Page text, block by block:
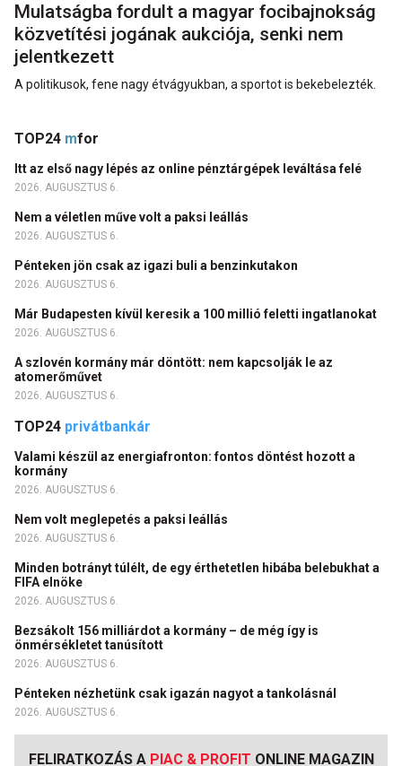
Mulatságba fordult a magyar focibajnokság
közvetítési jogának aukciója, senki nem
jelentkezett
A politikusok, fene nagy étvágyukban, a sportot is bekebelezték.
TOP24 mfor
Itt az első nagy lépés az online pénztárgépek leváltása felé
2026. AUGUSZTUS 6.
Nem a véletlen műve volt a paksi leállás
2026. AUGUSZTUS 6.
Pénteken jön csak az igazi buli a benzinkutakon
2026. AUGUSZTUS 6.
Már Budapesten kívül keresik a 100 millió feletti ingatlanokat
2026. AUGUSZTUS 6.
A szlovén kormány már döntött: nem kapcsolják le az
atomerőművet
2026. AUGUSZTUS 6.
TOP24 privátbankár
Valami készül az energiafronton: fontos döntést hozott a
kormány
2026. AUGUSZTUS 6.
Nem volt meglepetés a paksi leállás
2026. AUGUSZTUS 6.
Minden botrányt túlélt, de egy érthetetlen hibába belebukhat a
FIFA elnöke
2026. AUGUSZTUS 6.
Bezsákolt 156 milliárdot a kormány – de még így is
önmérsékletet tanúsított
2026. AUGUSZTUS 6.
Pénteken nézhetünk csak igazán nagyot a tankolásnál
2026. AUGUSZTUS 6.
FELIRATKOZÁS A PIAC & PROFIT ONLINE MAGAZIN